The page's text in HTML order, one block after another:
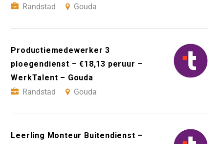
Randstad
Gouda
Productiemedewerker 3
ploegendienst – €18,13 peruur –
WerkTalent – Gouda
Randstad
Gouda
Leerling Monteur Buitendienst –